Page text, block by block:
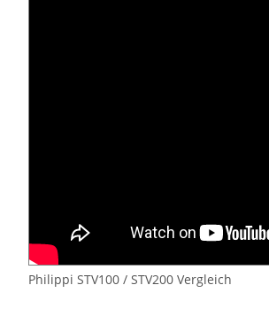
Philippi STV100 / STV200 Vergleich